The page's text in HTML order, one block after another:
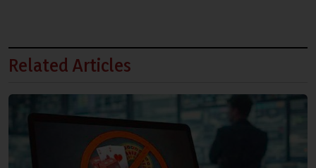
Related Articles